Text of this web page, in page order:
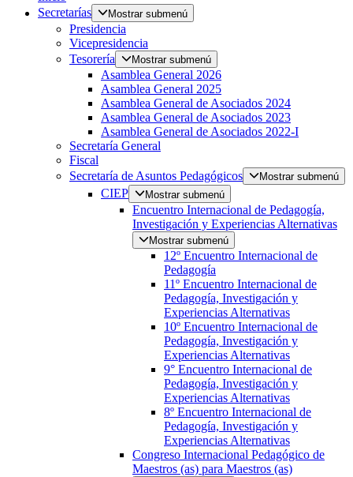
Secretarías
Mostrar submenú
Presidencia
Vicepresidencia
Tesorería
Mostrar submenú
Asamblea General 2026
Asamblea General 2025
Asamblea General de Asociados 2024
Asamblea General de Asociados 2023
Asamblea General de Asociados 2022-I
Secretaría General
Fiscal
Secretaría de Asuntos Pedagógicos
Mostrar submenú
CIEP Mostrar submenú
Encuentro Internacional de Pedagogía,
Investigación y Experiencias Alternativas
Mostrar submenú
12º Encuentro Internacional de
Pedagogía
11º Encuentro Internacional de
Pedagogía, Investigación y
Experiencias Alternativas
10º Encuentro Internacional de
Pedagogía, Investigación y
Experiencias Alternativas
9° Encuentro Internacional de
Pedagogía, Investigación y
Experiencias Alternativas
8º Encuentro Internacional de
Pedagogía, Investigación y
Experiencias Alternativas
Congreso Internacional Pedagógico de
Maestros (as) para Maestros (as)